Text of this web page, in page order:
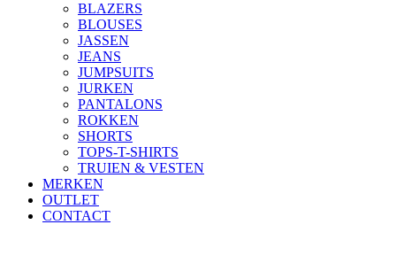
BLAZERS
BLOUSES
JASSEN
JEANS
JUMPSUITS
JURKEN
PANTALONS
ROKKEN
SHORTS
TOPS-T-SHIRTS
TRUIEN & VESTEN
MERKEN
OUTLET
CONTACT